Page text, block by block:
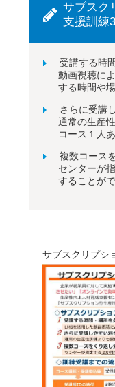
サブスク
支援訓練
受講する時
動画視聴に
する時間や
さらに受講
通常の生産
コース１人
複数コース
センターが
することが
サブスクリプシ